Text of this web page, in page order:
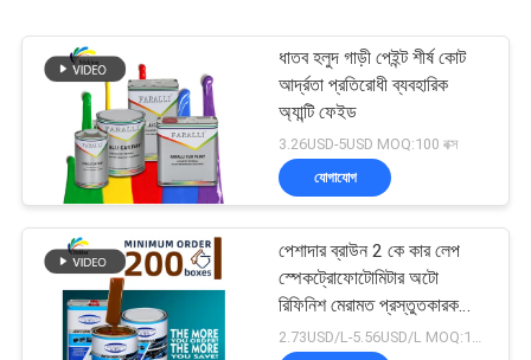
ধাতব হলুদ গাড়ী পেইন্ট শীর্ষ কোট
আর্দ্রতা প্রতিরোধী ব্যবহারিক
অ্যান্টি ফেইড
3.26USD-5USD MOQ:100 বক্স
যোগাযোগ
পেশাদার ব্রাউন 2 কে কার লেপ
স্পেকট্রোফোটোমিটার অটো
রিফিনিশ মেরামত প্রস্তুতকারক
অটোমোবাইল গাড়ি পেইন্টিং
2.73USD/L-5.56USD/L MOQ:100 বক্স